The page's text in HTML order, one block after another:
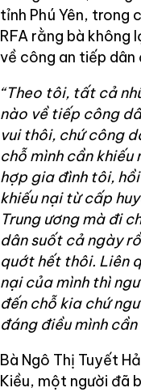
tỉnh Phú Yên, trong
RFA rằng bà không
về công an tiếp dân
“Theo tôi, tất cả
nào về tiếp công
vui thôi, chứ công
chỗ mình cần khiếu
hợp gia đình tôi,
khiếu nại từ cấp
Trung ương mà đi
dân suốt cả ngày
quớt hết thôi. Liên
nại của mình thì
đến chỗ kia chứ
đáng điều mình cần
Bà Ngô Thị Tuyết
Kiều, một người đã